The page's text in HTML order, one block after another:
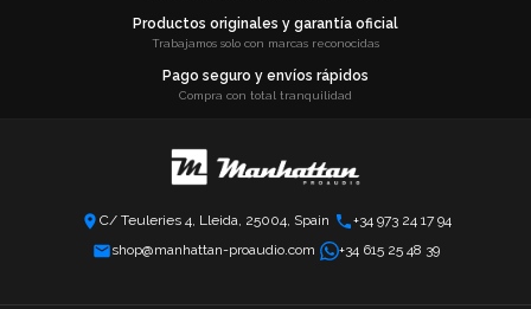
Productos originales y garantía oficial
Trabajamos solo con marcas reconocidas
Pago seguro y envíos rápidos
Compra con total tranquilidad
C/ Teuleries 4, Lleida, 25004, Spain
+34 973 24 17 94
shop@manhattan-proaudio.com
+34 615 25 48 39